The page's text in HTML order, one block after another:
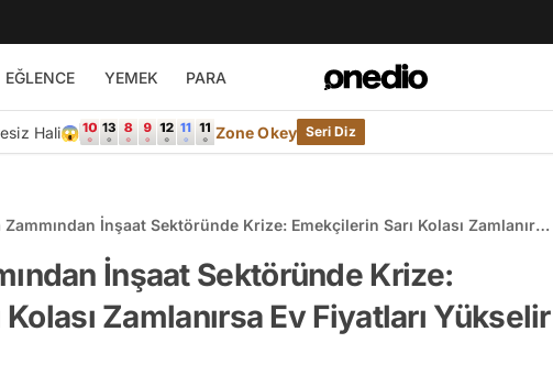
EĞLENCE YEMEK PARA
Hali😱 Zone Okey Seri Diz
Zammından İnşaat Sektöründe Krize: Emekçilerin Sarı Kolası Zamlanırsa
İnşaat Sektöründe Krize:
Zamlanırsa Ev Fiyatları Yükselir